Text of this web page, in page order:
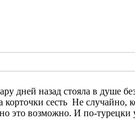
дней назад стояла в душе
сесть Не случайно,
это возможно. И по-